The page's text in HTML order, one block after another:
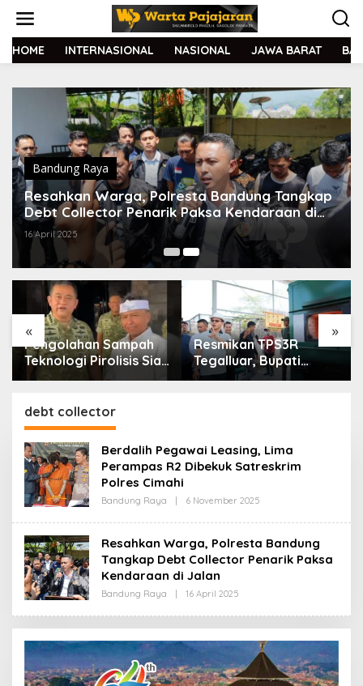
t
HOME INTERNASIONAL NASIONAL JAWA BARAT
Bandung Raya
Resahkan Warga, Polresta Bandung Tangkap
Debt Collector Penarik Paksa Kendaraan di
Jalan
16 April 2025
« »
Pengolahan Sampah
Teknologi Pirolisis Siap
Barat
Resmikan TPS3R
Tegalluar, Bupati
Bandung: Sampah
debt collector
Berdalih Pegawai Leasing, Lima
Perampas R2 Dibekuk Satreskrim
Polres Cimahi
Bandung Raya 6 November 2025
E
R
E
I
Resahkan Warga, Polresta Bandung
Tangkap Debt Collector Penarik Paksa
Kendaraan di Jalan
Bandung Raya 16 April 2025
E
H
R
D
A